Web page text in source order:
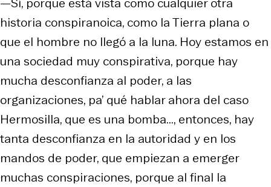
historia conspiranoica, como la Tierra plana o
que el hombre no llegó a la luna. Hoy estamos en
una sociedad muy conspirativa, porque hay
mucha desconfianza al poder, a las
organizaciones, pa’ qué hablar ahora del caso
Hermosilla, que es una bomba..., entonces, hay
tanta desconfianza en la autoridad y en los
mandos de poder, que empiezan a emerger
muchas conspiraciones, porque al final la